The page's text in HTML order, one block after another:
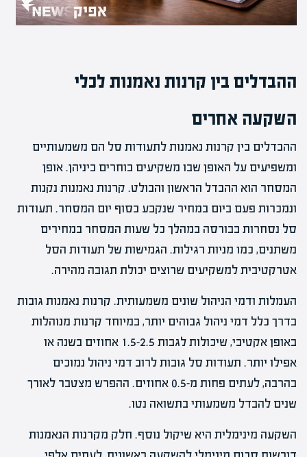
ההבדלים בין קרנות נאמנות לכלי
השקעה אחרים
ההבדלים בין קרנות נאמנות לתעודות סל הם משמעותיים
ומשפיעים על האופן שבו משקיעים בוחרים ביניהן. אופן
המסחר הוא ההבדל הראשון והבולט. קרנות נאמנות נקנות
ונמכרות פעם ביום במחיר שנקבע בסוף יום המסחר. תעודות
סל נסחרות בבורסה במהלך כל שעות המסחר במחירים
משתנים, כמו מניות רגילות. הגמישות של תעודות הסל
אטרקטיבית למשקיעים שרוצים יכולת תגובה מהירה.
העמלות ודמי הניהול שונים משמעותית. קרנות נאמנות גובות
בדרך כלל דמי ניהול גבוהים יותר, במיוחד קרנות מנוהלות
באופן אקטיבי, שיכולות לגבות 1.5-2.5 אחוזים בשנה או
אפילו יותר. תעודות סל גובות לרוב דמי ניהול נמוכים
בהרבה, לעתים פחות מ-0.5 אחוזים. ההפרש מצטבר לאורך
שנים להבדל משמעותי בתשואה נטו.
השקעה מינימלית היא שיקול נוסף. חלק מקרנות הנאמנות